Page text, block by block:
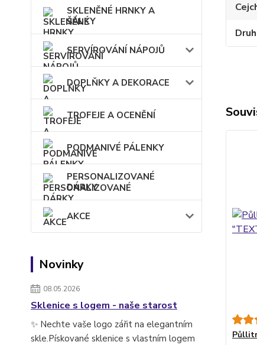
SKLENĚNÉ HRNKY A
ŠÁLKY
SERVÍROVÁNÍ NÁPOJŮ
DOPLŇKY A DEKORACE
TROFEJE A OCENĚNÍ
PODMANIVÉ PÁLENKY
PERSONALIZOVANÉ
DÁRKY
AKCE
Novinky
08.05.2026
Sklenice s logem - naše starost
✨ Nechte vaše logo zářit na elegantním
skle.Pískované sklenice s vlastním logem